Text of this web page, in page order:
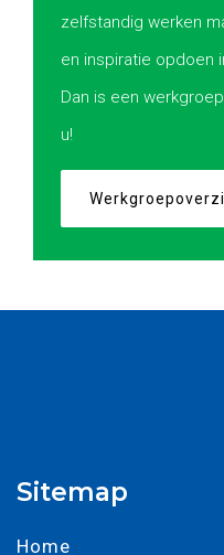
zelfstandig werken
en inspiratie opdoen
Dan is een
u!
Sitemap
Home